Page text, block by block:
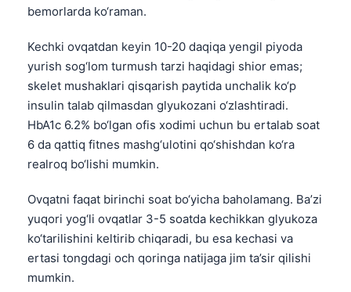
bemorlarda ko‘raman.
Kechki ovqatdan keyin 10-20 daqiqa yengil piyoda
yurish sog‘lom turmush tarzi haqidagi shior emas;
skelet mushaklari qisqarish paytida unchalik ko‘p
insulin talab qilmasdan glyukozani o‘zlashtiradi.
HbA1c 6.2% bo‘lgan ofis xodimi uchun bu ertalab soat
6 da qattiq fitnes mashg‘ulotini qo‘shishdan ko‘ra
realroq bo‘lishi mumkin.
Ovqatni faqat birinchi soat bo‘yicha baholamang. Ba’zi
yuqori yog‘li ovqatlar 3-5 soatda kechikkan glyukoza
ko‘tarilishini keltirib chiqaradi, bu esa kechasi va
ertasi tongdagi och qoringa natijaga jim ta’sir qilishi
mumkin.ગુજરાતી
ಕನ್ನಡ
മലയാളം
Bahasa Melayu
Tiếng Việt
Tagalog
ไทย
ဗမာစာ
ភាសាខ្មែរ
Kiswahili
አማርኛ